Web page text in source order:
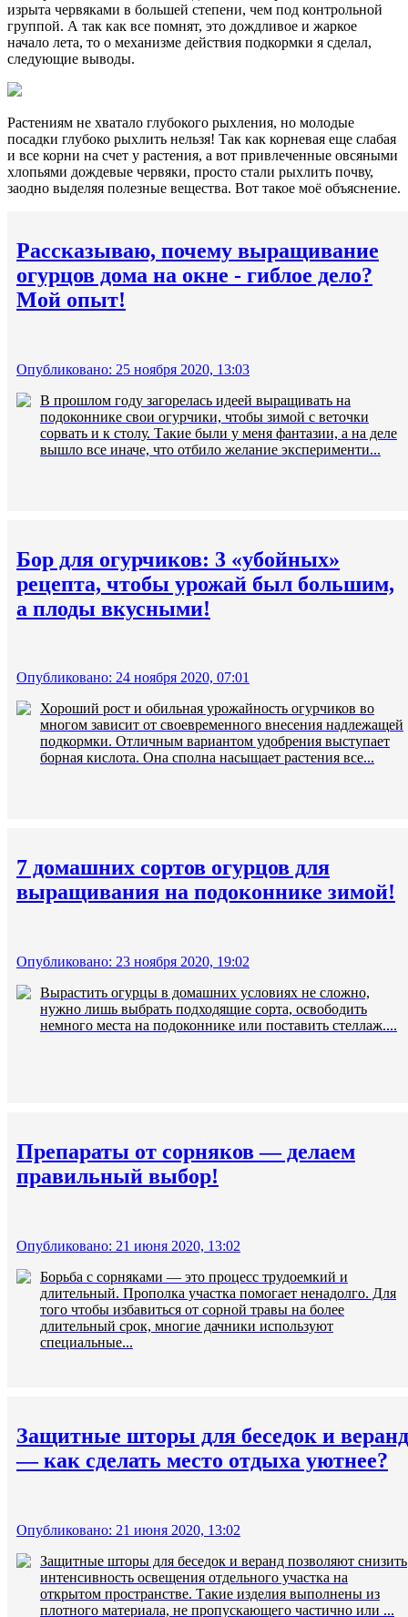
изрыта червяками в большей степени, чем под контрольной
группой. А так как все помнят, это дождливое и жаркое
начало лета, то о механизме действия подкормки я сделал,
следующие выводы.
Растениям не хватало глубокого рыхления, но молодые
посадки глубоко рыхлить нельзя! Так как корневая еще слабая
и все корни на счет у растения, а вот привлеченные овсяными
хлопьями дождевые червяки, просто стали рыхлить почву,
заодно выделяя полезные вещества. Вот такое моё объяснение.
Рассказываю, почему выращивание
огурцов дома на окне - гиблое дело?
Мой опыт!
Опубликовано: 25 ноября 2020, 13:03
В прошлом году загорелась идеей выращивать на
подоконнике свои огурчики, чтобы зимой с веточки
сорвать и к столу. Такие были у меня фантазии, а на деле
вышло все иначе, что отбило желание эксперименти...
Бор для огурчиков: 3 «убойных»
рецепта, чтобы урожай был большим,
а плоды вкусными!
Опубликовано: 24 ноября 2020, 07:01
Хороший рост и обильная урожайность огурчиков во
многом зависит от своевременного внесения надлежащей
подкормки. Отличным вариантом удобрения выступает
борная кислота. Она сполна насыщает растения все...
7 домашних сортов огурцов для
выращивания на подоконнике зимой!
Опубликовано: 23 ноября 2020, 19:02
Вырастить огурцы в домашних условиях не сложно,
нужно лишь выбрать подходящие сорта, освободить
немного места на подоконнике или поставить стеллаж....
Препараты от сорняков — делаем
правильный выбор!
Опубликовано: 21 июня 2020, 13:02
Борьба с сорняками — это процесс трудоемкий и
длительный. Прополка участка помогает ненадолго. Для
того чтобы избавиться от сорной травы на более
длительный срок, многие дачники используют
специальные...
Защитные шторы для беседок и веранд
— как сделать место отдыха уютнее?
Опубликовано: 21 июня 2020, 13:02
Защитные шторы для беседок и веранд позволяют снизить
интенсивность освещения отдельного участка на
открытом пространстве. Такие изделия выполнены из
плотного материала, не пропускающего частично или ...